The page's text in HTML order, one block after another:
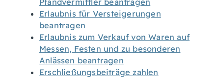
Pfandvermittler beantragen
Erlaubnis für Versteigerungen
beantragen
Erlaubnis zum Verkauf von Waren auf
Messen, Festen und zu besonderen
Anlässen beantragen
Erschließungsbeiträge zahlen